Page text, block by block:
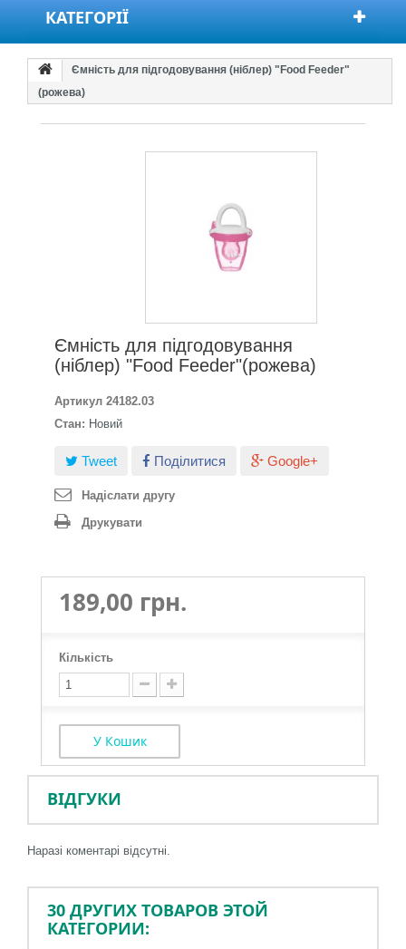
КАТЕГОРІЇ
Ємність для підгодовування (ніблер) "Food Feeder"
(рожева)
Ємність для підгодовування
(ніблер) "Food Feeder"(рожева)
Артикул 24182.03
Стан: Новий
Tweet Поділитися Google+
Надіслати другу
Друкувати
189,00 грн.
Кількість
У Кошик
ВІДГУКИ
Наразі коментарі відсутні.
30 ДРУГИХ ТОВАРОВ ЭТОЙ
КАТЕГОРИИ: